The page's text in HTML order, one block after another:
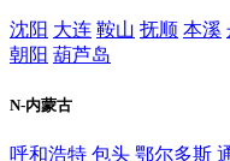
沈阳 大连 鞍山 抚顺 本溪
朝阳 葫芦岛
N-内蒙古
呼和浩特 包头 鄂尔多斯